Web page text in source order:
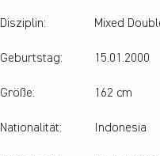
Disziplin:
Geburtstag:
Größe:
Nationalität:
Mixed
15.01.2000
162 cm
Indonesia